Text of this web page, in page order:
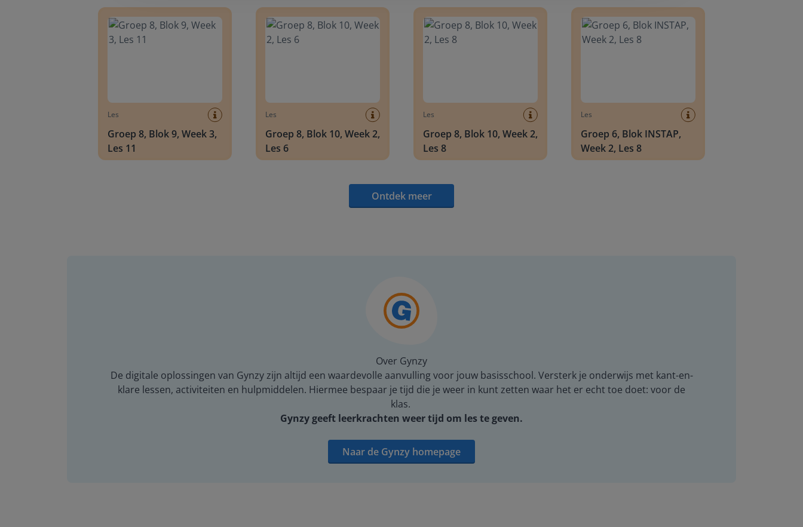
Les
Groep 8, Blok 9, Week 3,
Les 11
Les
Groep 8, Blok 10, Week 2,
Les 6
Les
Groep 8, Blok 10, Week 2,
Les 8
Les
Groep 6, Blok INSTAP,
Week 2, Les 8
Ontdek meer
Over Gynzy
De digitale oplossingen van Gynzy zijn altijd een waardevolle aanvulling voor jouw basisschool. Versterk je onderwijs met kant-en-
klare lessen, activiteiten en hulpmiddelen. Hiermee bespaar je tijd die je weer in kunt zetten waar het er echt toe doet: voor de
klas.
Gynzy geeft leerkrachten weer tijd om les te geven.
Naar de Gynzy homepage